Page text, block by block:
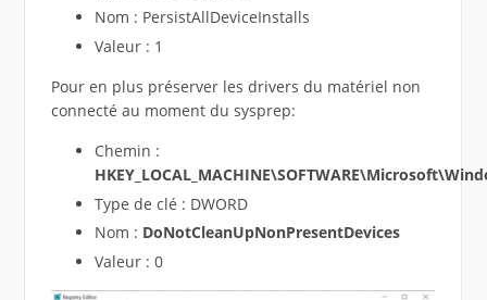
Nom : PersistAllDeviceInstalls
Valeur : 1
Pour en plus préserver les drivers du matériel non
connecté au moment du sysprep:
Chemin :
Type de clé : DWORD
Nom : DoNotCleanUpNonPresentDevices
Valeur : 0